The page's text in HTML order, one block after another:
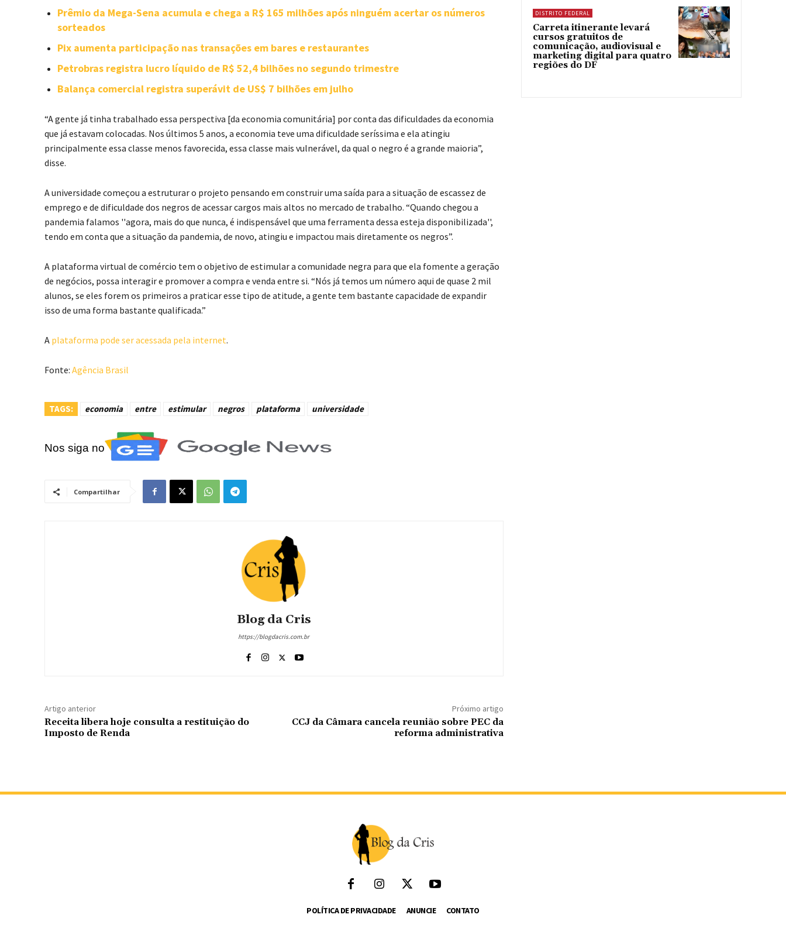
Prêmio da Mega-Sena acumula e chega a R$ 165 milhões após ninguém acertar os números
sorteados
Pix aumenta participação nas transações em bares e restaurantes
Petrobras registra lucro líquido de R$ 52,4 bilhões no segundo trimestre
Balança comercial registra superávit de US$ 7 bilhões em julho
“A gente já tinha trabalhado essa perspectiva [da economia comunitária] por conta das dificuldades da economia
que já estavam colocadas. Nos últimos 5 anos, a economia teve uma dificuldade seríssima e ela atingiu
principalmente essa classe menos favorecida, essa classe mais vulnerável, da qual o negro é a grande maioria”,
disse.
A universidade começou a estruturar o projeto pensando em construir uma saída para a situação de escassez de
emprego e de dificuldade dos negros de acessar cargos mais altos no mercado de trabalho. “Quando chegou a
pandemia falamos ''agora, mais do que nunca, é indispensável que uma ferramenta dessa esteja disponibilizada'',
tendo em conta que a situação da pandemia, de novo, atingiu e impactou mais diretamente os negros”.
A plataforma virtual de comércio tem o objetivo de estimular a comunidade negra para que ela fomente a geração
de negócios, possa interagir e promover a compra e venda entre si. “Nós já temos um número aqui de quase 2 mil
alunos, se eles forem os primeiros a praticar esse tipo de atitude, a gente tem bastante capacidade de expandir
isso de uma forma bastante qualificada.”
A plataforma pode ser acessada pela internet.
Fonte: Agência Brasil
TAGS: economia entre estimular negros plataforma universidade
Nos siga no
Compartilhar
Blog da Cris
https://blogdacris.com.br
Artigo anterior
Receita libera hoje consulta a restituição do
Imposto de Renda
Próximo artigo
CCJ da Câmara cancela reunião sobre PEC da
reforma administrativa
DISTRITO FEDERAL
Carreta itinerante levará
cursos gratuitos de
comunicação, audiovisual e
marketing digital para quatro
regiões do DF
POLÍTICA DE PRIVACIDADE ANUNCIE CONTATO